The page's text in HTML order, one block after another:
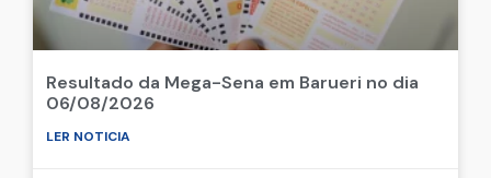
Resultado da Mega-Sena em Barueri no dia
06/08/2026
LER NOTICIA